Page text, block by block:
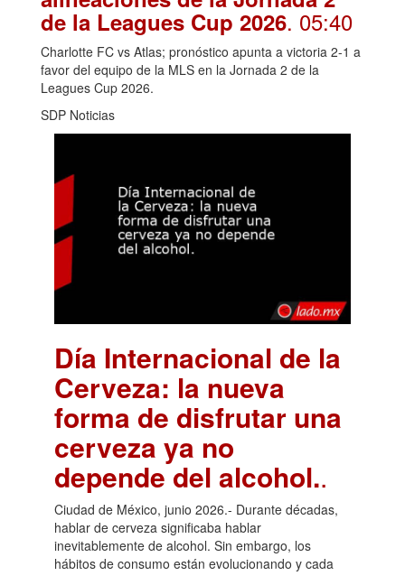
de la Leagues Cup 2026. 05:40
Charlotte FC vs Atlas; pronóstico apunta a victoria 2-1 a
favor del equipo de la MLS en la Jornada 2 de la
Leagues Cup 2026.
SDP Noticias
Día Internacional de la
Cerveza: la nueva
forma de disfrutar una
cerveza ya no
depende del alcohol..
Ciudad de México, junio 2026.- Durante décadas,
hablar de cerveza significaba hablar
inevitablemente de alcohol. Sin embargo, los
hábitos de consumo están evolucionando y cada